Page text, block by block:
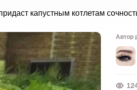
капустным котлетам
Автор